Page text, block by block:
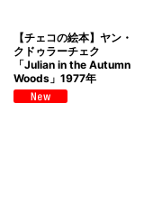
【チェコの絵本】ヤン・
クドゥラーチェク
「Julian in the Autumn
Woods」1977年